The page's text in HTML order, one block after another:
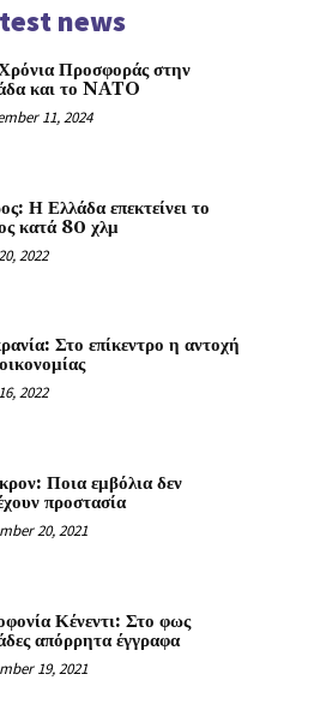
news
Προσφοράς στην
και το NATO
11, 2024
Η Ελλάδα επεκτείνει το
κατά 80 χλμ
2022
Στο επίκεντρο η αντοχή
2022
Ποια εμβόλια δεν
προστασία
20, 2021
Κένεντι: Στο φως
απόρρητα έγγραφα
19, 2021